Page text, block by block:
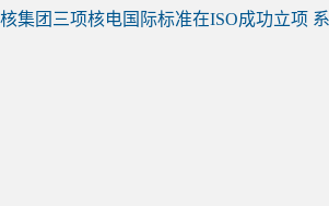
集团三项核电国际标准在ISO成功立项